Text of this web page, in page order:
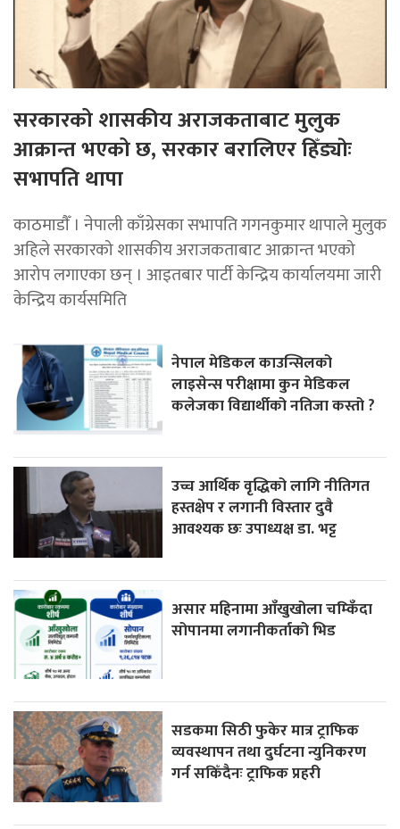
सरकारको शासकीय अराजकताबाट मुलुक
आक्रान्त भएको छ, सरकार बरालिएर हिँड्याेः
सभापति थापा
काठमाडाैँ । नेपाली काँग्रेसका सभापति गगनकुमार थापाले मुलुक
अहिले सरकारको शासकीय अराजकताबाट आक्रान्त भएको
आरोप लगाएका छन् । आइतबार पार्टी केन्द्रिय कार्यालयमा जारी
केन्द्रिय कार्यसमिति
नेपाल मेडिकल काउन्सिलको
लाइसेन्स परीक्षामा कुन मेडिकल
कलेजका विद्यार्थीको नतिजा कस्तो ?
उच्च आर्थिक वृद्धिको लागि नीतिगत
हस्तक्षेप र लगानी विस्तार दुवै
आवश्यक छः उपाध्यक्ष डा. भट्ट
असार महिनामा आँखुखोला चम्किँदा
सोपानमा लगानीकर्ताको भिड
सडकमा सिठी फुकेर मात्र ट्राफिक
व्यवस्थापन तथा दुर्घटना न्युनिकरण
गर्न सकिँदैनः ट्राफिक प्रहरी